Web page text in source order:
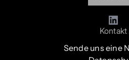
Kontakt
Sende uns eine